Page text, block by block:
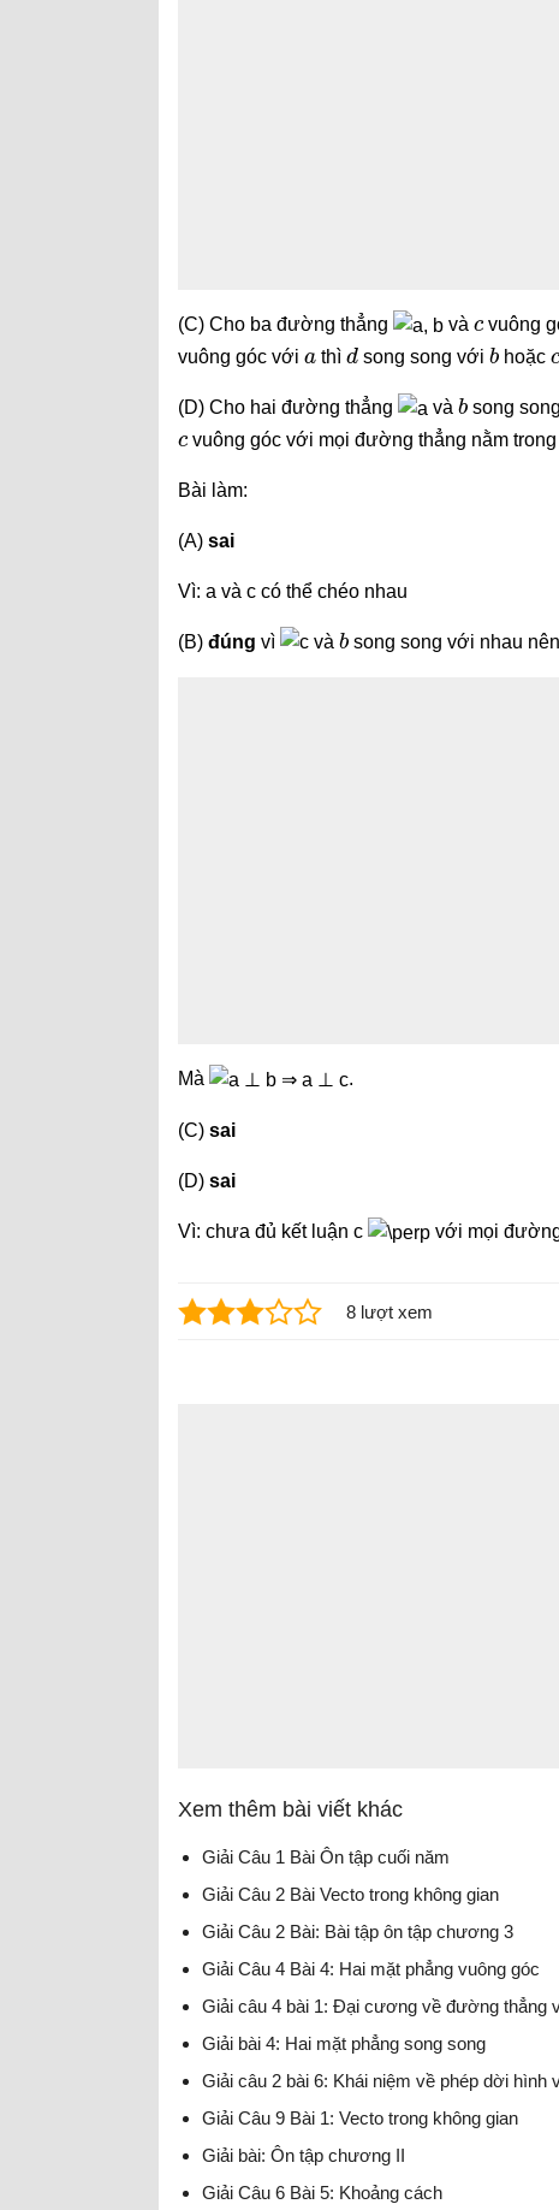
(C) Cho ba đường thẳng và vuông
vuông góc với thì
d
song song với
b
hoặc
c
(D) Cho hai đường thẳng và
b
song
c
vuông góc với mọi đường thẳng nằm trong
Bài làm:
(A) sai
Vì: a và c có thể chéo nhau
(B) đúng vì và
b
song song với nhau
Mà .
(C) sai
(D) sai
Vì: chưa đủ kết luận c với mọi
8 lượt xem
Xem thêm bài viết khác
Giải Câu 1 Bài Ôn tập cuối năm
Giải Câu 2 Bài Vecto trong không gian
Giải Câu 2 Bài: Bài tập ôn tập chương 3
Giải Câu 4 Bài 4: Hai mặt phẳng vuông góc
Giải câu 4 bài 1: Đại cương về đường thẳng
Giải bài 4: Hai mặt phẳng song song
Giải câu 2 bài 6: Khái niệm về phép dời hình
Giải Câu 9 Bài 1: Vecto trong không gian
Giải bài: Ôn tập chương II
Giải Câu 6 Bài 5: Khoảng cách